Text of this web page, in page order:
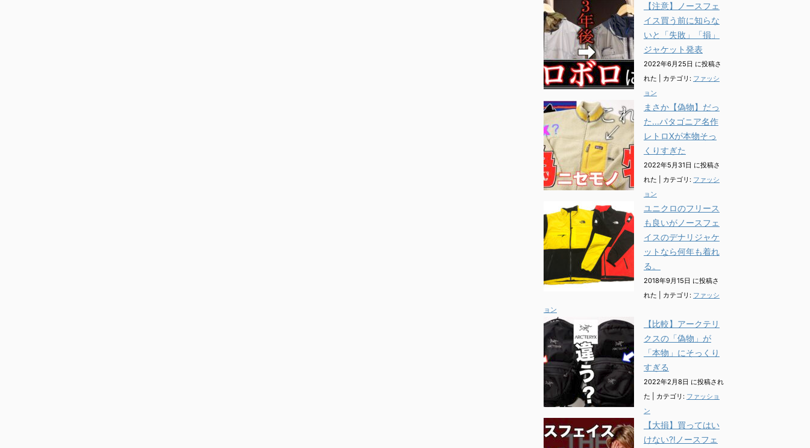
【注意】ノースフェ
イス買う前に知らな
いと「失敗」「損」
ジャケット発表
2022年6月25日 に投稿さ
れた
カテゴリ: ファッシ
ョン
まさか【偽物】だっ
た...パタゴニア名作
レトロXが本物そっ
くりすぎた
2022年5月31日 に投稿さ
れた
カテゴリ: ファッシ
ョン
ユニクロのフリース
も良いがノースフェ
イスのデナリジャケ
ットなら何年も着れ
る。
2018年9月15日 に投稿さ
れた
カテゴリ: ファッシ
ョン
【比較】アークテリ
クスの「偽物」が
「本物」にそっくり
すぎる
2022年2月8日 に投稿され
た
カテゴリ: ファッショ
ン
【大損】買ってはい
けない?!ノースフェ